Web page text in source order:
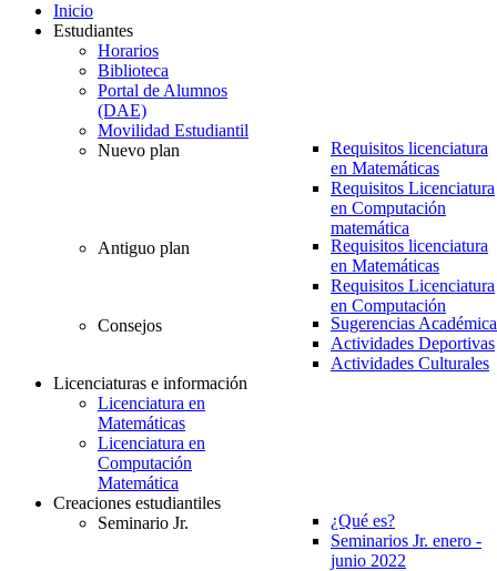
Inicio
Estudiantes
Horarios
Biblioteca
Portal de Alumnos
(DAE)
Movilidad Estudiantil
Nuevo plan
Requisitos licenciatura
en Matemáticas
Requisitos Licenciatura
en Computación
matemática
Antiguo plan
Requisitos licenciatura
en Matemáticas
Requisitos Licenciatura
en Computación
Consejos
Sugerencias
Actividades Deportivas
Actividades Culturales
Licenciaturas e información
Licenciatura en
Matemáticas
Licenciatura en
Computación
Matemática
Creaciones estudiantiles
Seminario Jr.
¿Qué es?
Seminarios Jr. enero -
junio 2022